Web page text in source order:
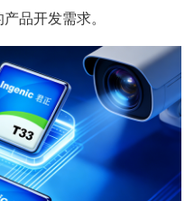
品开发需求。